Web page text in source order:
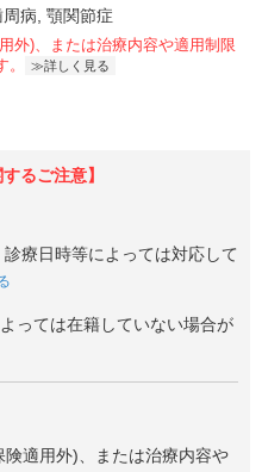
病 顎関節症
外)、または治療内容や適用制限
詳しく見る
るご注意】
診療日時等によっては対応して
っては在籍していない場合が
険適用外)、または治療内容や